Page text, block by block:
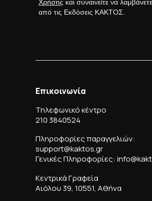
Χρήσης και συναινείτε να
από τις Εκδόσεις ΚΑΚΤΟΣ.
Επικοινωνία
Τηλεφωνικό κέντρο
210 3840524
Πληροφορίες παραγγελιών:
support@kaktos.gr
Γενικές Πληροφορίες:
Κεντρικά Γραφεία
Αιόλου 39, 10551, Αθήνα